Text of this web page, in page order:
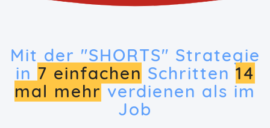
Mit der "SHORTS" Strategie
in 7 einfachen Schritten 14
mal mehr verdienen als im
Job